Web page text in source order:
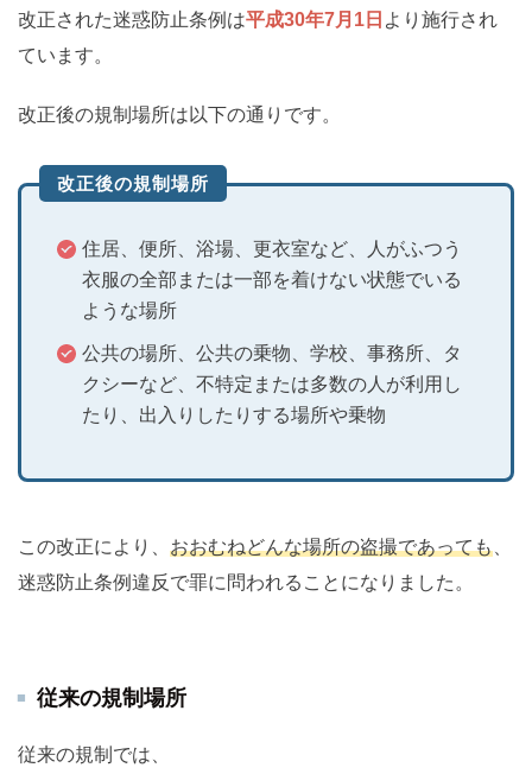
改正された迷惑防止条例は平成30年7月1日 より施行され
ています。
改正後の規制場所は以下の通りです。
改正後の規制場所
住居、便所、浴場、更衣室など、人がふつう
衣服の全部または一部を着けない状態でいる
ような場所
公共の場所、公共の乗物、学校、事務所、タ
クシーなど、不特定または多数の人が利用し
たり、出入りしたりする場所や乗物
この改正により、 おおむねどんな場所の盗撮であっても
迷惑防止条例違反で罪に問われることになりました。
従来の規制場所
従来の規制では、